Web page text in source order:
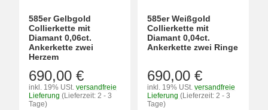
585er Gelbgold
Collierkette mit
Diamant 0,06ct.
Ankerkette zwei
Herzem
690,00 €
inkl. 19% USt. versandfreie
Lieferung (Lieferzeit: 2 - 3
Tage)
585er Weißgold
Collierkette mit
Diamant 0,04ct.
Ankerkette zwei Ringe
690,00 €
inkl. 19% USt. versandfreie
Lieferung (Lieferzeit: 2 - 3
Tage)